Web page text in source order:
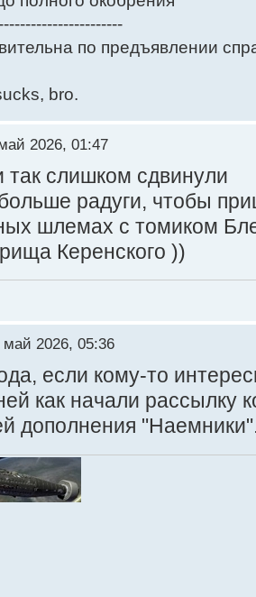
по предъявлении
bro.
2026, 01:47
так слишком сдвинули
радуги, чтобы
шлемах с томиком
Керенского ))
2026, 05:36
если кому-то
как начали рассылку
дополнения